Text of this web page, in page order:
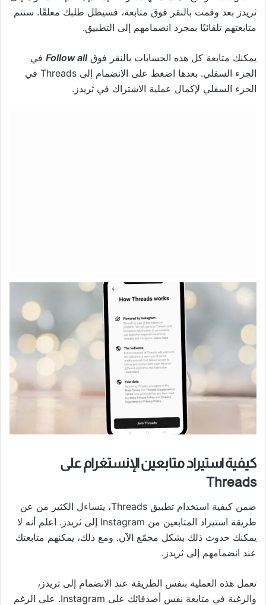
ثريدز بعد وقمت بالنقر فوق متابعة، فسيظل طلبك معلقًا. ستتم
متابعتهم تلقائيًا بمجرد انضمامهم إلى التطبيق.
يمكنك متابعة كل هذه الحسابات بالنقر فوقFollow all في
الجزء السفلي. بعدها اضغط على الانضمام إلى Threads في
الجزء السفلي لإكمال عملية الاشتراك في ثريدز.
كيفية استيراد متابعين الإنستغرام على
Threads
ضمن كيفية استخدام تطبيق Threads، يتساءل الكثير من عن
طريقة استيراد المتابعين من Instagram إلى ثريدز. اعلم أنه لا
يمكنك حدوث ذلك بشكل مجمّع الآن. ومع ذلك، يمكنهم متابعتك
عند انضمامهم إلى ثريدز.
تعمل هذه العملية بنفس الطريقة عند الانضمام إلى ثريدز،
والرغبة في متابعة نفس أصدقائك على Instagram. على الرغم